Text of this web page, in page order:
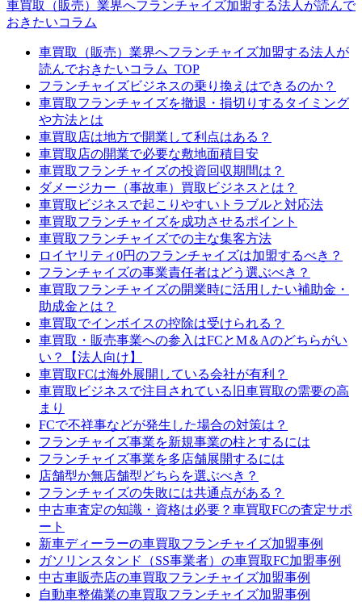
車買取（販売）業界へフランチャイズ加盟する法人が読んで
おきたいコラム
車買取（販売）業界へフランチャイズ加盟する法人が
読んでおきたいコラム_TOP
フランチャイズビジネスの乗り換えはできるのか？
車買取フランチャイズを撤退・損切りするタイミング
や方法とは
車買取店は地方で開業して利点はある？
車買取店の開業で必要な敷地面積目安
車買取フランチャイズの投資回収期間は？
ダメージカー（事故車）買取ビジネスとは？
車買取ビジネスで起こりやすいトラブルと対応法
車買取フランチャイズを成功させるポイント
車買取フランチャイズでの主な集客方法
ロイヤリティ0円のフランチャイズは加盟するべき？
フランチャイズの事業責任者はどう選ぶべき？
車買取フランチャイズの開業時に活用したい補助金・
助成金とは？
車買取でインボイスの控除は受けられる？
車買取・販売事業への参入はFCとM＆Aのどちらがい
い？【法人向け】
車買取FCは海外展開している会社が有利？
車買取ビジネスで注目されている旧車買取の需要の高
まり
FCで不祥事などが発生した場合の対策は？
フランチャイズ事業を新規事業の柱とするには
フランチャイズ事業を多店舗展開するには
店舗型か無店舗型どちらを選ぶべき？
フランチャイズの失敗には共通点がある？
中古車査定の知識・資格は必要？車買取FCの査定サポ
ート
新車ディーラーの車買取フランチャイズ加盟事例
ガソリンスタンド（SS事業者）の車買取FC加盟事例
中古車販売店の車買取フランチャイズ加盟事例
自動車整備業の車買取フランチャイズ加盟事例